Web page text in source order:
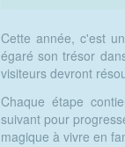
Cette année, c'est
égaré son trésor
visiteurs devront
Chaque étape
suivant pour
magique à vivre en